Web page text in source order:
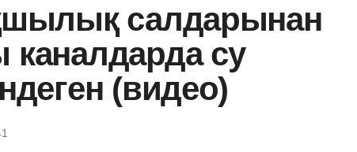
салдарынан
каналдарда су
(видео)